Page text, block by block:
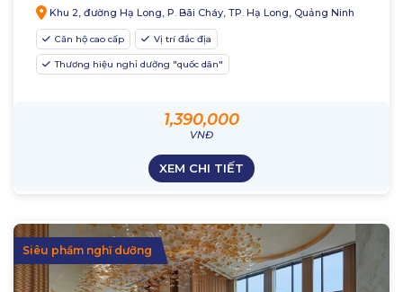
Khu 2, đường Hạ Long, P. Bãi Cháy, TP. Hạ Long, Quảng Ninh
Căn hộ cao cấp Vị trí đắc địa
Thương hiệu nghỉ dưỡng "quốc dân"
1,390,000
VNĐ
XEM CHI TIẾT
Siêu phầm nghĩ dưỡng